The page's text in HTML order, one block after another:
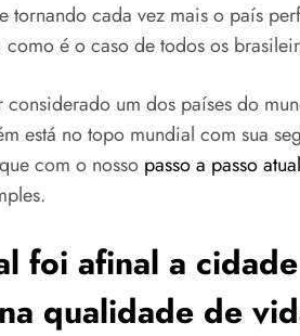
tornando cada vez mais o país
como é o caso de todos os
considerado um dos países do
está no topo mundial com sua
com o nosso passo a passo
foi afinal a
qualidade de